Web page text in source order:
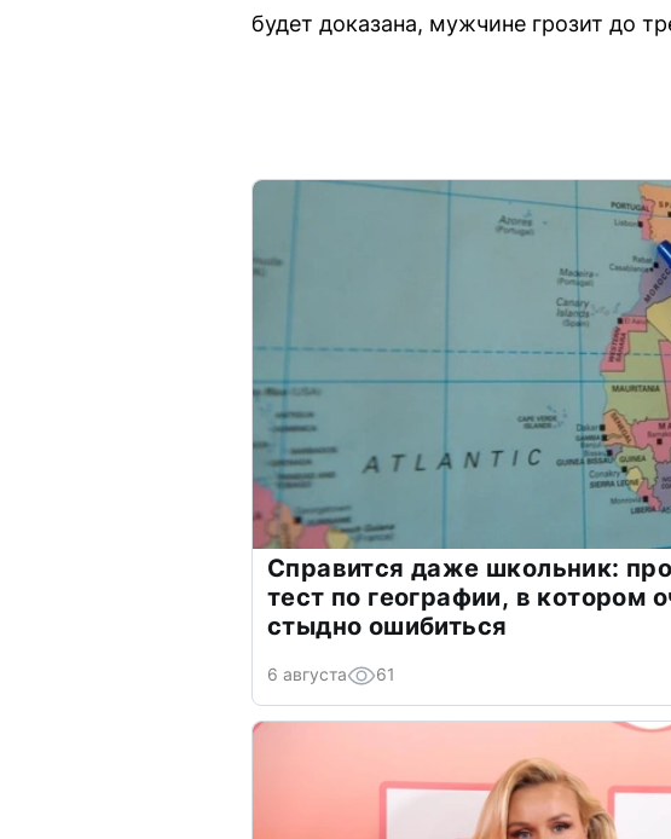
будет доказана, мужчине грозит до
Справится даже школьник:
тест по географии, в котором
стыдно ошибиться
6 августа 61